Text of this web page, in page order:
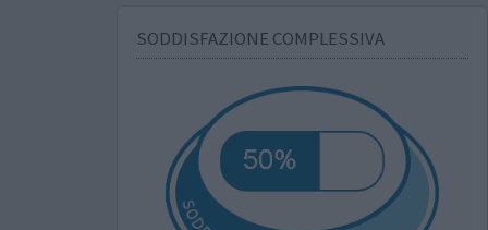
SODDISFAZIONE COMPLESSIVA